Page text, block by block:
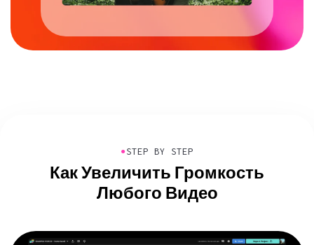
●STEP BY STEP
Как Увеличить Громкость
Любого Видео